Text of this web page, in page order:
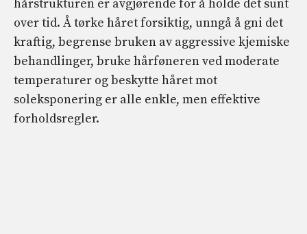
hårstrukturen er avgjørende for å holde det sunt
over tid. Å tørke håret forsiktig, unngå å gni det
kraftig, begrense bruken av aggressive kjemiske
behandlinger, bruke hårføneren ved moderate
temperaturer og beskytte håret mot
soleksponering er alle enkle, men effektive
forholdsregler.